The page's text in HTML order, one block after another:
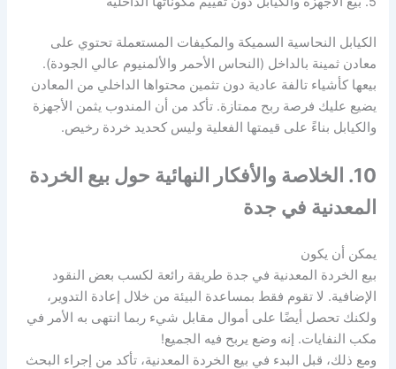
الكيابل النحاسية السميكة والمكيفات المستعملة تحتوي على
معادن ثمينة بالداخل (النحاس الأحمر والألمنيوم عالي الجودة).
بيعها كأشياء تالفة عادية دون تثمين محتواها الداخلي من المعادن
يضيع عليك فرصة ربح ممتازة. تأكد من أن المندوب يثمن الأجهزة
والكيابل بناءً على قيمتها الفعلية وليس كحديد خردة رخيص.
10. الخلاصة والأفكار النهائية حول بيع الخردة
المعدنية في جدة
يمكن أن يكون
بيع الخردة المعدنية في جدة طريقة رائعة لكسب بعض النقود
الإضافية. لا تقوم فقط بمساعدة البيئة من خلال إعادة التدوير،
ولكنك تحصل أيضًا على أموال مقابل شيء ربما انتهى به الأمر في
مكب النفايات. إنه وضع يربح فيه الجميع!
ومع ذلك، قبل البدء في بيع الخردة المعدنية، تأكد من إجراء البحث